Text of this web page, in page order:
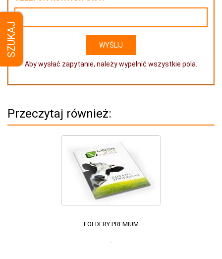
SZUKAJ
Aby wysłać zapytanie, należy wypełnić wszystkie pola.
Przeczytaj również:
FOLDERY PREMIUM